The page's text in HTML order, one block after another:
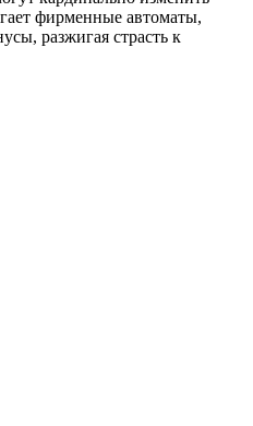
фирменные автоматы,
разжигая страсть к